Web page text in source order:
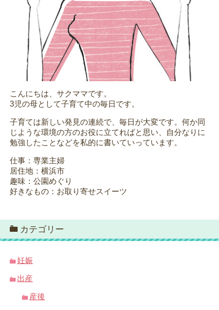
こんにちは、サクママです。
3児の母として子育て中の毎日です。
子育ては新しい発見の連続で、毎日が大変です。何か同
じような環境の方のお役に立てればと思い、自分なりに
勉強したことなどを私的に書いていっています。
仕事：専業主婦
居住地：横浜市
趣味：公園めぐり
好きなもの：お取り寄せスイーツ
カテゴリー
妊娠
出産
産後